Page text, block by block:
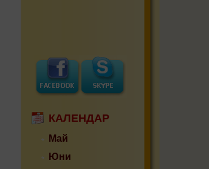
КАЛЕНДАР
Май
Юни